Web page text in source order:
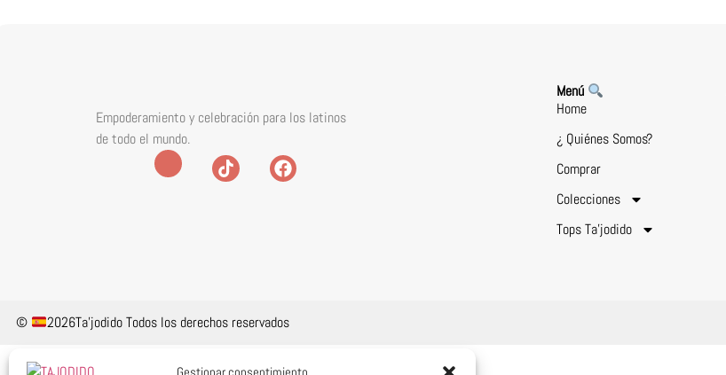
Gestionar consentimiento
Empoderamiento y celebración para los latinos
de todo el mundo.
Menú
Home
¿ Quiénes Somos?
Comprar
Colecciones
Tops Ta’jodido
© 2026Ta'jodido Todos los derechos reservados